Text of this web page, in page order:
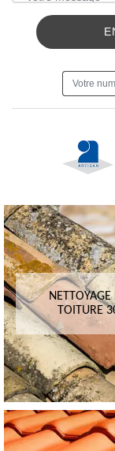
NETTOYAGE
TOITURE